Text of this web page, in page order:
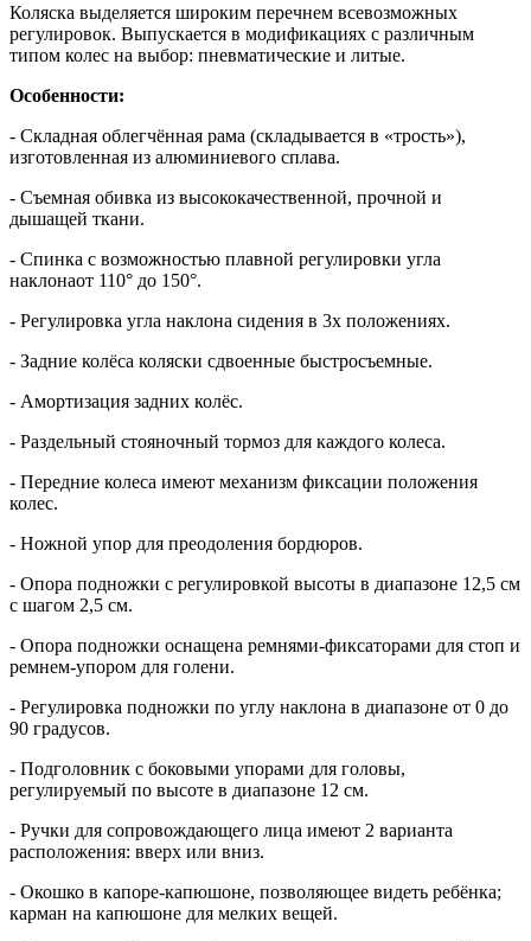
Коляска выделяется широким перечнем всевозможных
регулировок. Выпускается в модификациях с различным
типом колес на выбор: пневматические и литые.
Особенности:
- Складная облегчённая рама (складывается в «трость»),
изготовленная из алюминиевого сплава.
- Съемная обивка из высококачественной, прочной и
дышащей ткани.
- Спинка с возможностью плавной регулировки угла
наклонаот 110° до 150°.
- Регулировка угла наклона сидения в 3х положениях.
- Задние колёса коляски сдвоенные быстросъемные.
- Амортизация задних колёс.
- Раздельный стояночный тормоз для каждого колеса.
- Передние колеса имеют механизм фиксации положения
колес.
- Ножной упор для преодоления бордюров.
- Опора подножки с регулировкой высоты в диапазоне 12,5 см
с шагом 2,5 см.
- Опора подножки оснащена ремнями-фиксаторами для стоп и
ремнем-упором для голени.
- Регулировка подножки по углу наклона в диапазоне от 0 до
90 градусов.
- Подголовник с боковыми упорами для головы,
регулируемый по высоте в диапазоне 12 см.
- Ручки для сопровождающего лица имеют 2 варианта
расположения: вверх или вниз.
- Окошко в капоре-капюшоне, позволяющее видеть ребёнка;
карман на капюшоне для мелких вещей.